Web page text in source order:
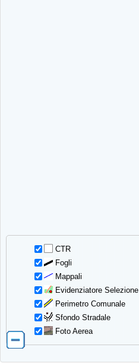
CTR
Fogli
Mappali
Evidenziatore Selezione
Perimetro Comunale
Sfondo Stradale
Foto Aerea